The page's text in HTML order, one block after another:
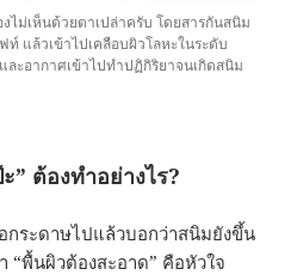
งไม่เห็นด้วยตาเปล่าครับ โดยสารกันสนิม
ท์ แล้วเข้าไปเคลือบผิวโลหะในระดับ
ละอากาศเข้าไปทำปฏิกิริยาจนเกิดสนิม
” ต้องทำอย่างไร?
ระดาษไปแล้วบอกว่าสนิมยังขึ้น
“พื้นผิวต้องสะอาด” คือหัวใจ